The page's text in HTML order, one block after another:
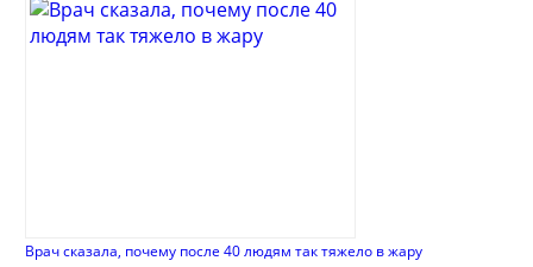
Врач сказала, почему после 40 людям так тяжело в жару